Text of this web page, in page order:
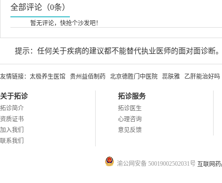
全部评论（0条）
暂无评论，快抢个沙发吧！
提示：任何关于疾病的建议都不能替代执业医师的面对面诊断
友情链接： 太极养生医馆 贵州益佰制药 北京德胜门中医院 蕊肤雅 乙肝能治好吗
关于拓诊
拓诊简介
资质证书
加入我们
联系我们
拓诊服务
拓诊医生
心理咨询
意见反馈
渝公网安备 50019002502031号 互联网